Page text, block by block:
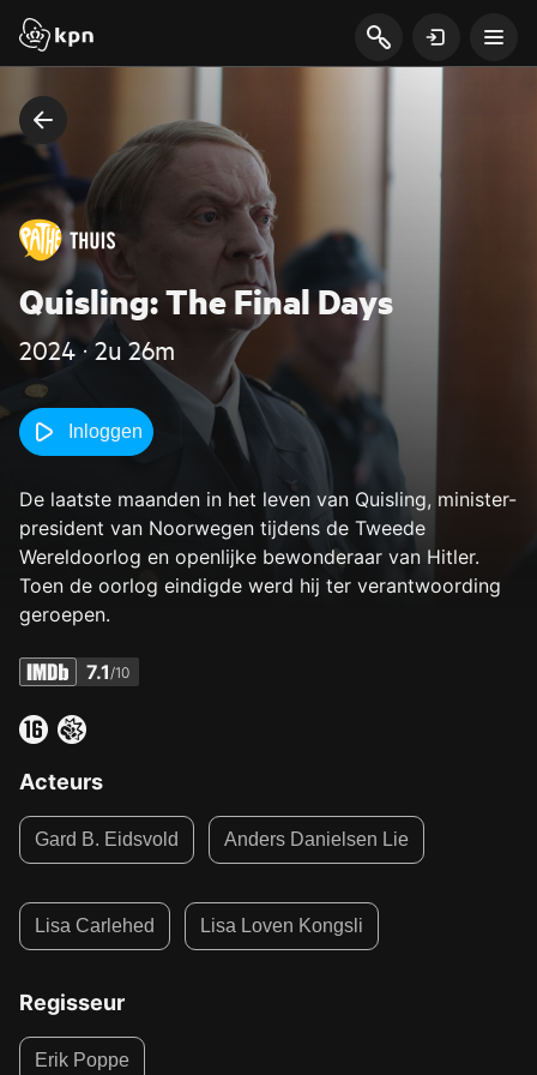
Quisling: The Final Days
2024 ‧ 2u 26m
Inloggen
De laatste maanden in het leven van Quisling, minister-
president van Noorwegen tijdens de Tweede
Wereldoorlog en openlijke bewonderaar van Hitler.
Toen de oorlog eindigde werd hij ter verantwoording
geroepen.
7.1 /10
Acteurs
Gard B. Eidsvold Anders Danielsen Lie
Lisa Carlehed Lisa Loven Kongsli
Regisseur
Erik Poppe